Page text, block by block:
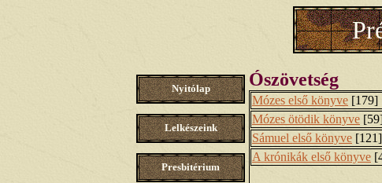
Nyitólap
Lelkészeink
Presbitérium
Ószövetség
Mózes első könyve [179]
Mózes ötödik könyve
Sámuel első könyve [121]
A krónikák első könyve